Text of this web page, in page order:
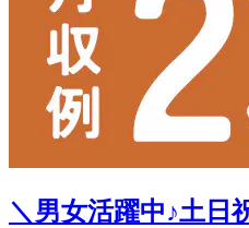
＼男女活躍中♪土